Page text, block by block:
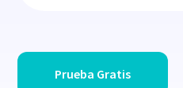
Prueba Gratis